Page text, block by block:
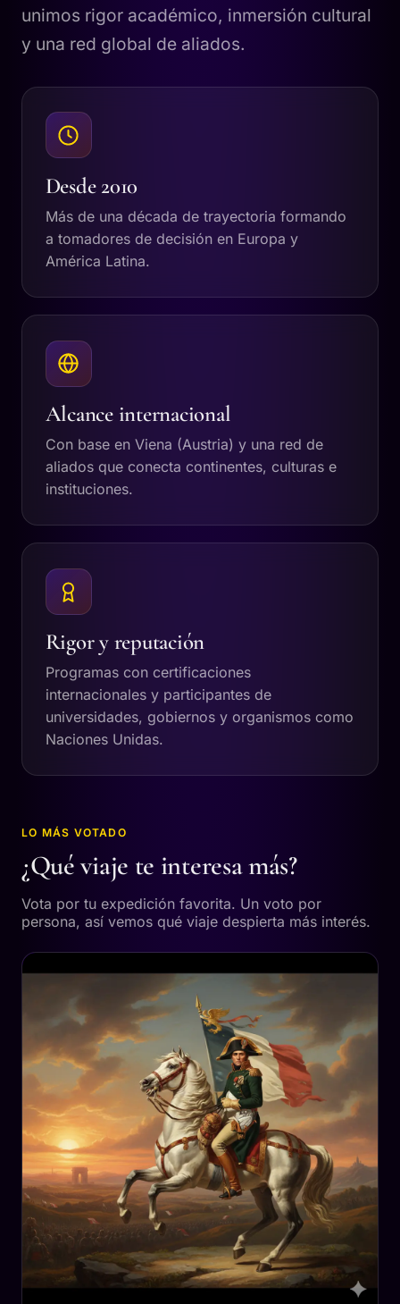
unimos rigor académico, inmersión cultural
y una red global de aliados.
Desde 2010
Más de una década de trayectoria formando
a tomadores de decisión en Europa y
América Latina.
Alcance internacional
Con base en Viena (Austria) y una red de
aliados que conecta continentes, culturas e
instituciones.
Rigor y reputación
Programas con certificaciones
internacionales y participantes de
universidades, gobiernos y organismos como
Naciones Unidas.
LO MÁS VOTADO
¿Qué viaje te interesa más?
Vota por tu expedición favorita. Un voto por
persona, así vemos qué viaje despierta más interés.